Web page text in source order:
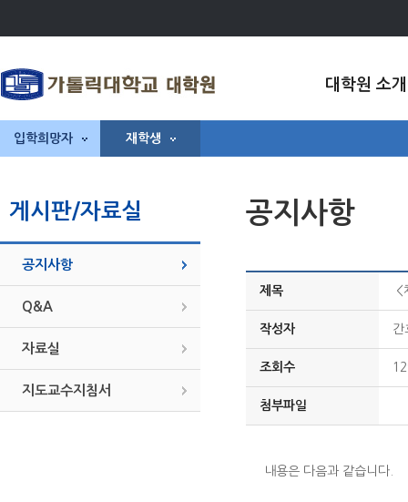
대학원 소개
입학희망자 재학생
게시판/자료실
공지사항
Q&A
자료실
지도교수지침서
공지사항
제목 <
작성자 간
조회수
첨부파일
내용은 다음과 같습니다.